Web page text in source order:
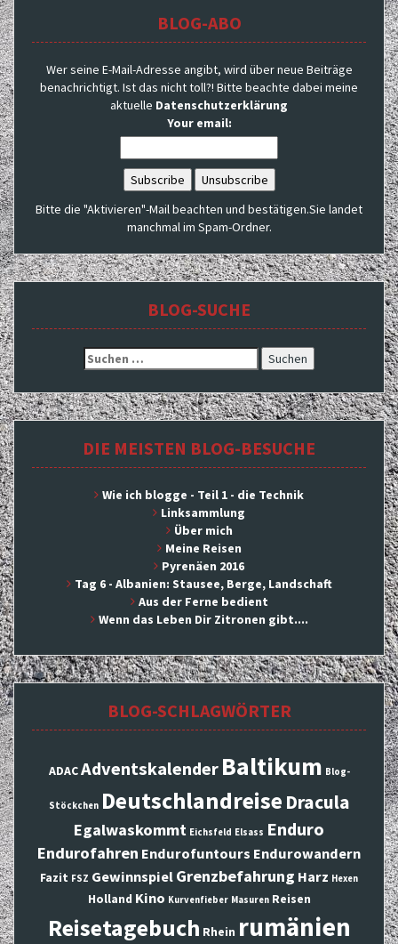
BLOG-ABO
Wer seine E-Mail-Adresse angibt, wird über neue Beiträge
benachrichtigt. Ist das nicht toll?! Bitte beachte dabei meine
aktuelle Datenschutzerklärung
Your email:
Bitte die "Aktivieren"-Mail beachten und bestätigen.Sie landet
manchmal im Spam-Ordner.
BLOG-SUCHE
Suchen
nach:
DIE MEISTEN BLOG-BESUCHE
Wie ich blogge - Teil 1 - die Technik
Linksammlung
Über mich
Meine Reisen
Pyrenäen 2016
Tag 6 - Albanien: Stausee, Berge, Landschaft
Aus der Ferne bedient
Wenn das Leben Dir Zitronen gibt....
BLOG-SCHLAGWÖRTER
ADACAdventskalender Baltikum Blog-
Stöckchen Deutschlandreise Dracula
Egalwaskommt Eichsfeld Elsass Enduro
Endurofahren Endurofuntours Endurowandern
Fazit FSZ Gewinnspiel Grenzbefahrung Harz Hexen
Holland Kino Kurvenfieber Masuren Reisen
Reisetagebuch Rhein rumänien